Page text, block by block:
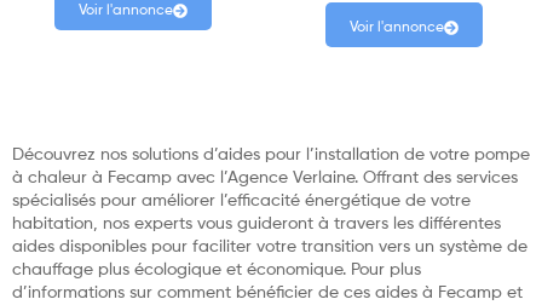
Voir l'annonce
Voir l'annonce
Découvrez nos solutions d’aides pour l’installation de votre pompe
à chaleur à Fecamp avec l’Agence Verlaine. Offrant des services
spécialisés pour améliorer l’efficacité énergétique de votre
habitation, nos experts vous guideront à travers les différentes
aides disponibles pour faciliter votre transition vers un système de
chauffage plus écologique et économique. Pour plus
d’informations sur comment bénéficier de ces aides à Fecamp et